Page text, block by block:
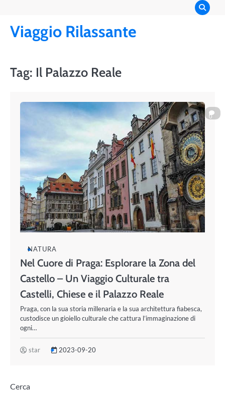
content
Viaggio Rilassante
Tag: Il Palazzo Reale
0
NATURA
Nel Cuore di Praga: Esplorare la Zona del
Castello – Un Viaggio Culturale tra
Castelli, Chiese e il Palazzo Reale
Praga, con la sua storia millenaria e la sua architettura fiabesca,
custodisce un gioiello culturale che cattura l’immaginazione di
ogni…
star 2023-09-20
Cerca